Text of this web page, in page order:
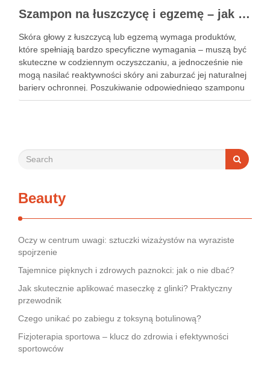
Szampon na łuszczycę i egzemę – jak świadomie dobierać produkty przy wrażliwej skórze głowy?
Skóra głowy z łuszczycą lub egzemą wymaga produktów,
które spełniają bardzo specyficzne wymagania – muszą być
skuteczne w codziennym oczyszczaniu, a jednocześnie nie
mogą nasilać reaktywności skóry ani zaburzać jej naturalnej
bariery ochronnej. Poszukiwanie odpowiedniego szamponu
bywa dla wielu pacjentów procesem długim i frustrującym, bo
Beauty
Oczy w centrum uwagi: sztuczki wizażystów na wyraziste
spojrzenie
Tajemnice pięknych i zdrowych paznokci: jak o nie dbać?
Jak skutecznie aplikować maseczkę z glinki? Praktyczny
przewodnik
Czego unikać po zabiegu z toksyną botulinową?
Fizjoterapia sportowa – klucz do zdrowia i efektywności
sportowców